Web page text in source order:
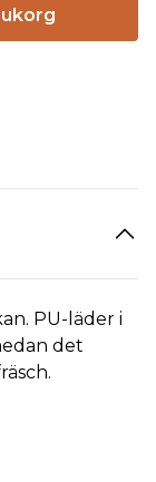
PU-läder i
det